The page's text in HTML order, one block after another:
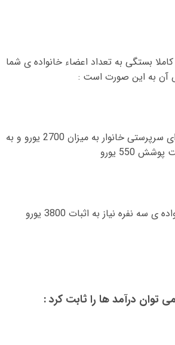
بستگی به تعداد اعضاء خانواده ی شما
آن به این صورت است :
سرپرستی خانوار به میزان 2700 یورو و به
پوشش 550 یورو
ی سه نفره نیاز به اثبات 3800 یورو
توان درآمد ها را ثابت کرد: